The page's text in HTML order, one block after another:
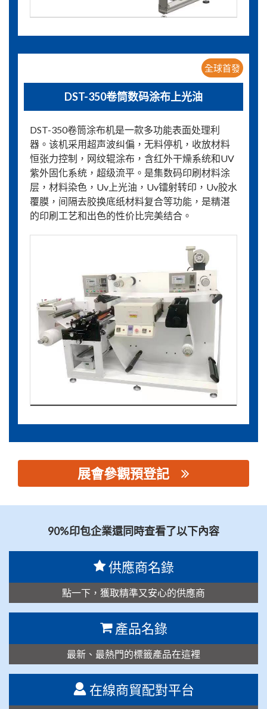
全球首發
DST-350卷筒数码涂布上光油
DST-350卷筒涂布机是一款多功能表面处理利
器。该机采用超声波纠偏，无料停机，收放材料
恒张力控制，网纹辊涂布，含红外干燥系统和UV
紫外固化系统，超级流平。是集数码印刷材料涂
层，材料染色，Uv上光油，Uv镭射转印，Uv胶水
覆膜，间隔去胶换底纸材料复合等功能，是精湛
的印刷工艺和出色的性价比完美结合。
展會參觀預登記
90%印包企業還同時查看了以下內容
供應商名錄
點一下，獲取精準又安心的供應商
產品名錄
最新、最熱門的標籤產品在這裡
在線商貿配對平台